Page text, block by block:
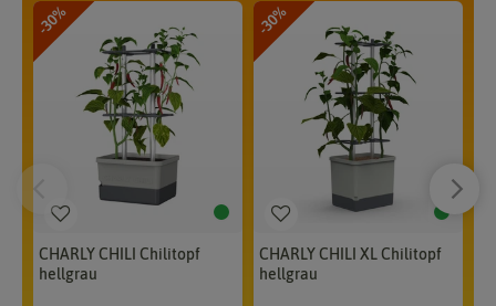
-30%
CHARLY CHILI Chilitopf
hellgrau
-30%
CHARLY CHILI XL Chilitopf
hellgrau